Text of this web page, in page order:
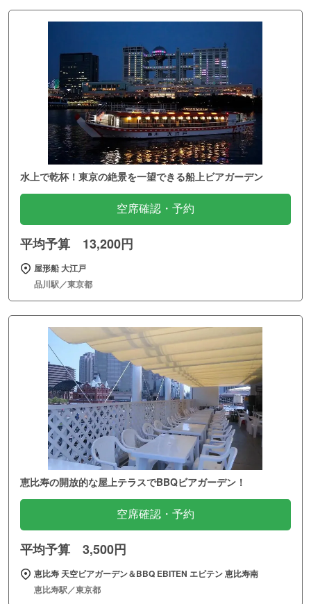
水上で乾杯！東京の絶景を一望できる船上ビアガーデン
空席確認・予約
平均予算 13,200円
屋形船 大江戸
品川駅／東京都
恵比寿の開放的な屋上テラスでBBQビアガーデン！
空席確認・予約
平均予算 3,500円
恵比寿 天空ビアガーデン＆BBQ EBITEN エビテン 恵比寿南
恵比寿駅／東京都